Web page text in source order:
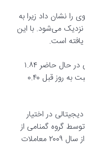
نشان داد زیرا به
به سطح ۴۳ هزار دلار نزدیک می‌شود. با این
مجموع ارزش بازار جهانی ارزهای دیجیتالی در حال حاضر ۱.۸۴
تریلیون دلار برآورد می‌شود که این رقم نسبت به روز قبل ۰.۴۰
دیجیتالی در اختیار
۱۲ سال پیش توسط گروه گمنامی از
معامله‌گران بر بستر بلاک‌چین ایجاد شد و از سال ۲۰۰۹ معاملات